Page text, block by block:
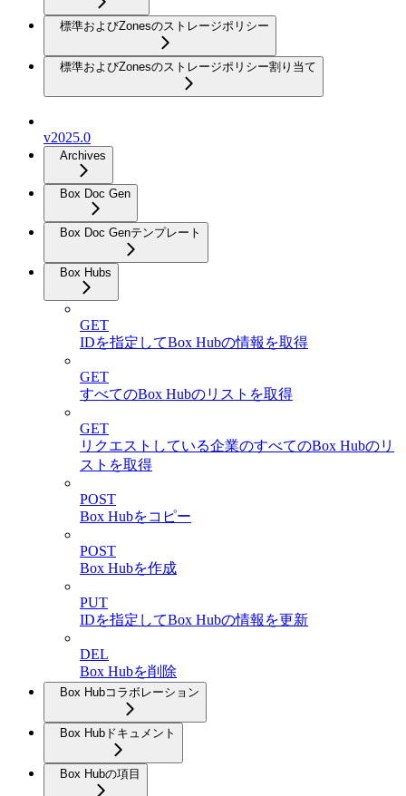
標準およびZonesのストレージポリシー
標準およびZonesのストレージポリシー割り当て
v2025.0
Archives
Box Doc Gen
Box Doc Genテンプレート
Box Hubs
GET
IDを指定してBox Hubの情報を取得
GET
すべてのBox Hubのリストを取得
GET
リクエストしている企業のすべてのBox Hubのリ
ストを取得
POST
Box Hubをコピー
POST
Box Hubを作成
PUT
IDを指定してBox Hubの情報を更新
DEL
Box Hubを削除
Box Hubコラボレーション
Box Hubドキュメント
Box Hubの項目